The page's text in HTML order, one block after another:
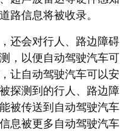
路信息将被收录。
还会对行人、路边障碍
，以便自动驾驶汽车可
让自动驾驶汽车可以安
探测到的行人、路边障
被传送到自动驾驶汽车
息被更多自动驾驶汽车